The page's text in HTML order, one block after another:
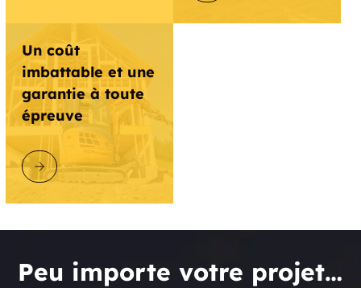
Un coût
imbattable et une
garantie à toute
épreuve
DÉCOUVRIR GOLIATHTECH
Peu importe votre projet…